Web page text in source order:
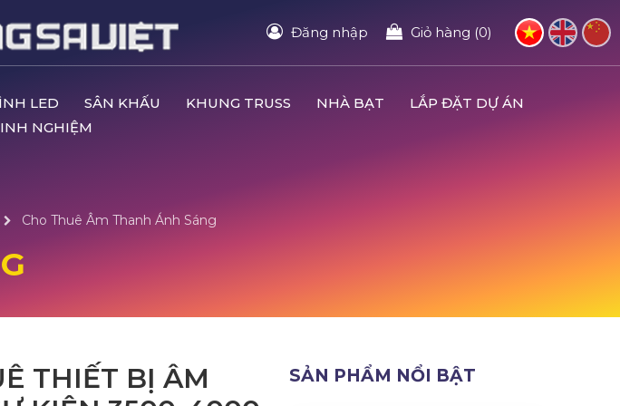
Đăng nhập Giỏ hàng (0)
LED SÂN KHẤU KHUNG TRUSS NHÀ BẠT
LẮP ĐẶT DỰ ÁN
NGHIỆM
Cho Thuê Âm Thanh Ánh Sáng
THIẾT BỊ ÂM
SẢN PHẨM NỔI BẬT